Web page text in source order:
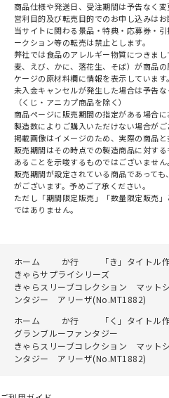
商品仕様や発送日、受注期間は予告なく変
営利目的及び転売目的でのお申し込みはお
当サイトに関わる景品・特典・応募券・
ークション等の転売は禁止とします。
弊社では食品のアレルギー物質につきま
麦、えび、かに、落花生、そば）が商品
ケージの原材料欄に情報を表示しています。
未入金キャンセルが発生した場合は予告な
（くじ・アニカプ商品を除く）
商品ページに販売期間の指定がある場合
製造数によりご購入いただけない場合がご
掲載画像はイメージのため、実際の商品と
販売期間はその時点での製造商品に対す
あることを示唆するものではございません。
販売期間が設定されている商品であって
がございます。予めご了承ください。
ただし「期間限定販売」「数量限定販売
ではありません。
ホーム か行
「き」タイトル
きゃらサプライシリーズ
きゃらスリーブコレクション マット
ンタジー アリーザ(No.MT1882)
ホーム
か行
「く」タイトル
グランブルーファンタジー
きゃらスリーブコレクション マット
ンタジー アリーザ(No.MT1882)